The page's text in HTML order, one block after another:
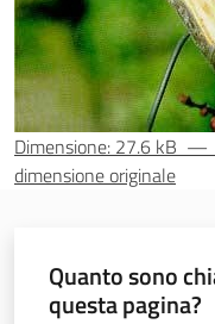
Vivaismo
e
sementi
Import-
Dimensione: 27.6 kB —
dimensione originale
Quanto sono
questa pagina?